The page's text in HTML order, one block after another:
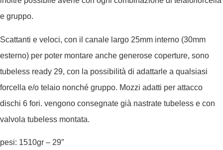
e gruppo.
Scattanti e veloci, con il canale largo 25mm interno (30mm
esterno) per poter montare anche generose coperture, sono
tubeless ready 29, con la possibilità di adattarle a qualsiasi
forcella e/o telaio nonché gruppo. Mozzi adatti per attacco
dischi 6 fori. vengono consegnate già nastrate tubeless e con
valvola tubeless montata.
pesi: 1510gr – 29″